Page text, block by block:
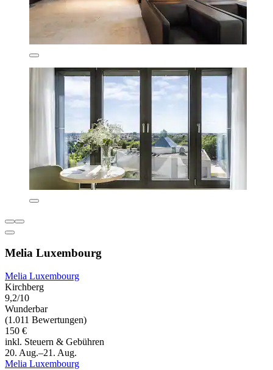
Melia Luxembourg
Melia Luxembourg
Kirchberg
9,2/10
Wunderbar
(1.011 Bewertungen)
150 €
inkl. Steuern & Gebühren
20. Aug.–21. Aug.
Melia Luxembourg